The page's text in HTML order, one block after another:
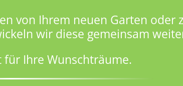
von Ihrem neuen Garten oder
wir diese gemeinsam
Ihre Wunschträume.